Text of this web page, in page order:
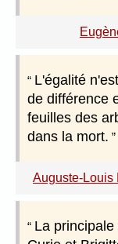
L'égalité
de différence
feuilles des
dans la mort.
Auguste-Louis
La